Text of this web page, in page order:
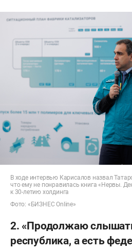
В ходе интервью Карисалов назвал
что ему не понравилась книга «Нервы.
к 30-летию холдинга
Фото: «БИЗНЕС Online»
2. «Продолжаю
республика, а есть